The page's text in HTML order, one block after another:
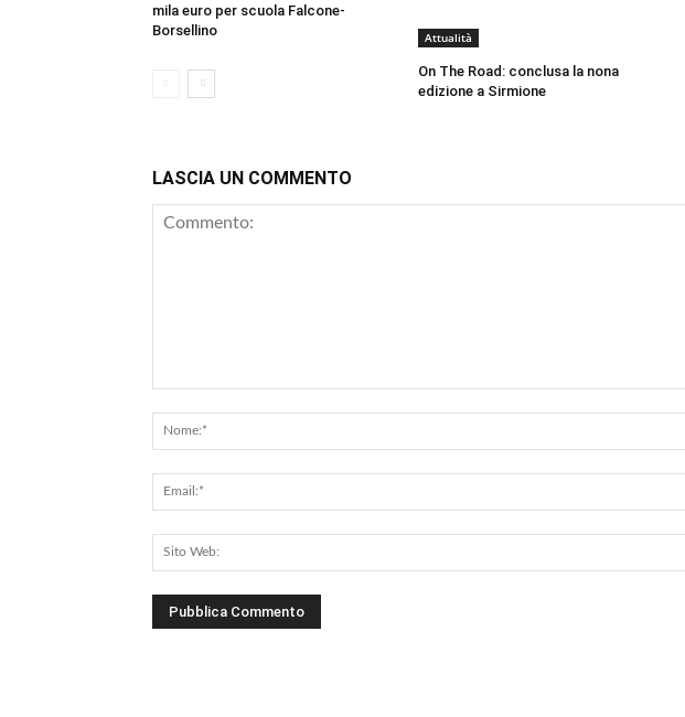
mila euro per scuola Falcone-
Borsellino
Attualità
On The Road: conclusa la nona
edizione a Sirmione
LASCIA UN COMMENTO